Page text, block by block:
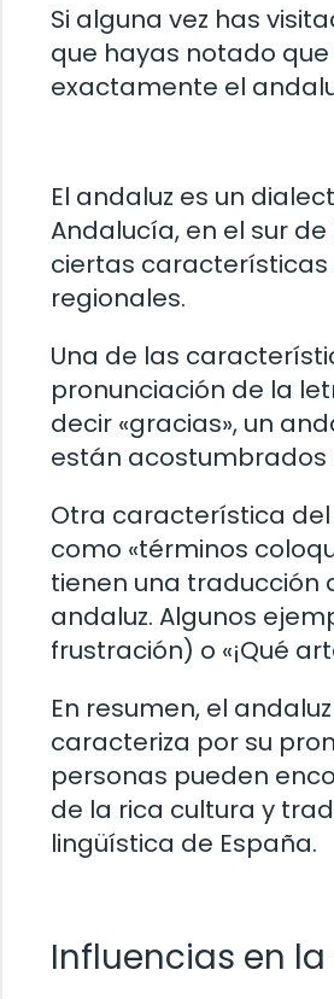
Si alguna vez has
que hayas notado que
exactamente el
El andaluz es un
Andalucía, en el sur
ciertas características
regionales.
Una de las
pronunciación de la
decir «gracias», un
están acostumbrados
Otra característica del
como «términos
tienen una traducción
andaluz. Algunos
frustración) o «¡Qué
En resumen, el
caracteriza por su
personas pueden
de la rica cultura y
lingüística de España.
Influencias en